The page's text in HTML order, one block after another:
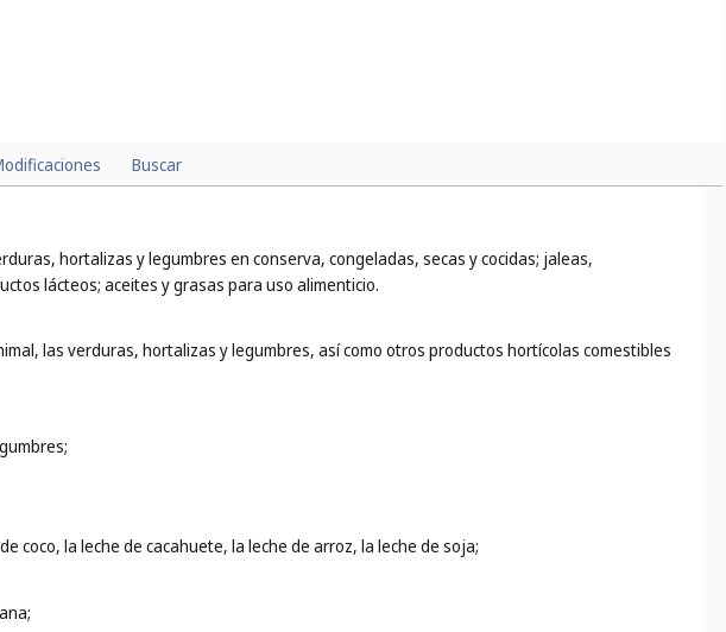
Buscar
hortalizas y legumbres en conserva, congeladas, secas y cocidas; jaleas,
lácteos; aceites y grasas para uso alimenticio.
las verduras, hortalizas y legumbres, así como otros productos hortícolas comestibles
coco, la leche de cacahuete, la leche de arroz, la leche de soja;